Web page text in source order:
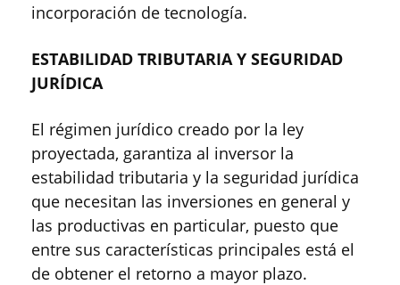
incorporación de tecnología.
ESTABILIDAD TRIBUTARIA Y SEGURIDAD
JURÍDICA
El régimen jurídico creado por la ley
proyectada, garantiza al inversor la
estabilidad tributaria y la seguridad jurídica
que necesitan las inversiones en general y
las productivas en particular, puesto que
entre sus características principales está el
de obtener el retorno a mayor plazo.